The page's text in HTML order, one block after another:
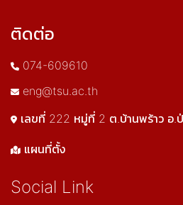
ติดต่อ
074-609610
eng@tsu.ac.th
เลขที่ 222 หมู่ที่ 2 ต.บ้านพร้าว อ.
แผนที่ตั้ง
Social Link